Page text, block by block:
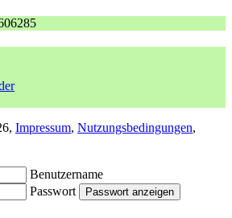
Impressum, Nutzungsbedingungen,
Benutzername
Passwort
Passwort anzeigen